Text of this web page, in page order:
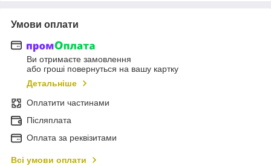
Умови оплати
Ви отримаєте замовлення
або гроші повернуться на вашу картку
Детальніше
Оплатити частинами
Післяплата
Оплата за реквізитами
Всі умови оплати